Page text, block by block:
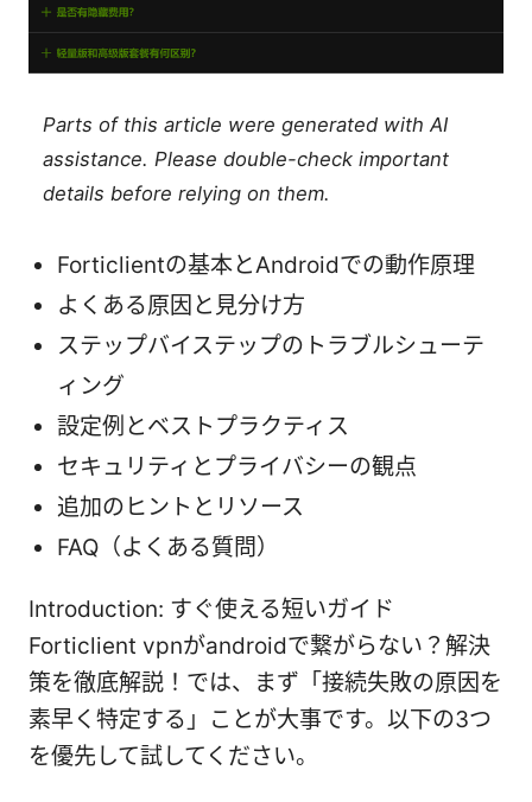
Parts of this article were generated with AI
assistance. Please double-check important
details before relying on them.
Forticlientの基本とAndroidでの動作原理
よくある原因と見分け方
ステップバイステップのトラブルシューテ
ィング
設定例とベストプラクティス
セキュリティとプライバシーの観点
追加のヒントとリソース
FAQ（よくある質問）
Introduction: すぐ使える短いガイド
Forticlient vpnがandroidで繋がらない？解決
策を徹底解説！では、まず「接続失敗の原因を
素早く特定する」ことが大事です。以下の3つ
を優先して試してください。